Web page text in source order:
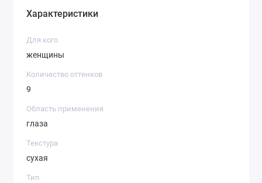
Характеристики
Для кого
женщины
Количество оттенков
9
Область применения
глаза
Текстура
сухая
Тип